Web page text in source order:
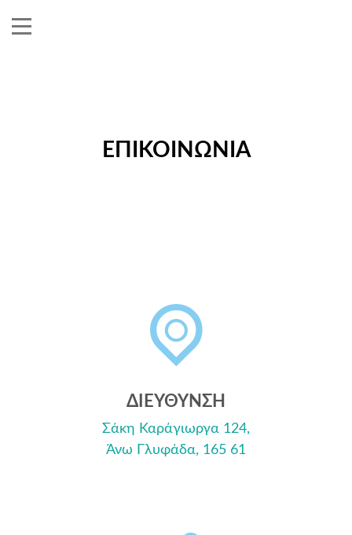
ΕΠΙΚΟΙΝΩΝΙΑ
ΔΙΕΥΘΥΝΣΗ
Σάκη Καράγιωργα 124,
Άνω Γλυφάδα, 165 61